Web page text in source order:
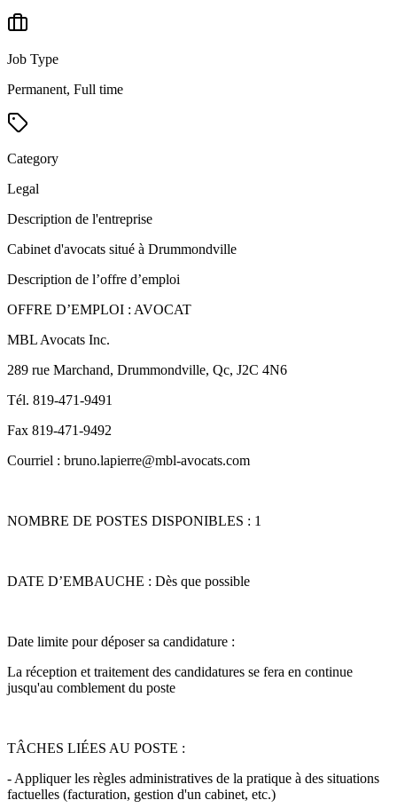
Job Type
Permanent, Full time
Category
Legal
Description de l'entreprise
Cabinet d'avocats situé à Drummondville
Description de l’offre d’emploi
OFFRE D’EMPLOI : AVOCAT
MBL Avocats Inc.
289 rue Marchand, Drummondville, Qc, J2C 4N6
Tél. 819-471-9491
Fax 819-471-9492
Courriel : bruno.lapierre@mbl-avocats.com
NOMBRE DE POSTES DISPONIBLES : 1
DATE D’EMBAUCHE : Dès que possible
Date limite pour déposer sa candidature :
La réception et traitement des candidatures se fera en continue
jusqu'au comblement du poste
TÂCHES LIÉES AU POSTE :
- Appliquer les règles administratives de la pratique à des situations
factuelles (facturation, gestion d'un cabinet, etc.)